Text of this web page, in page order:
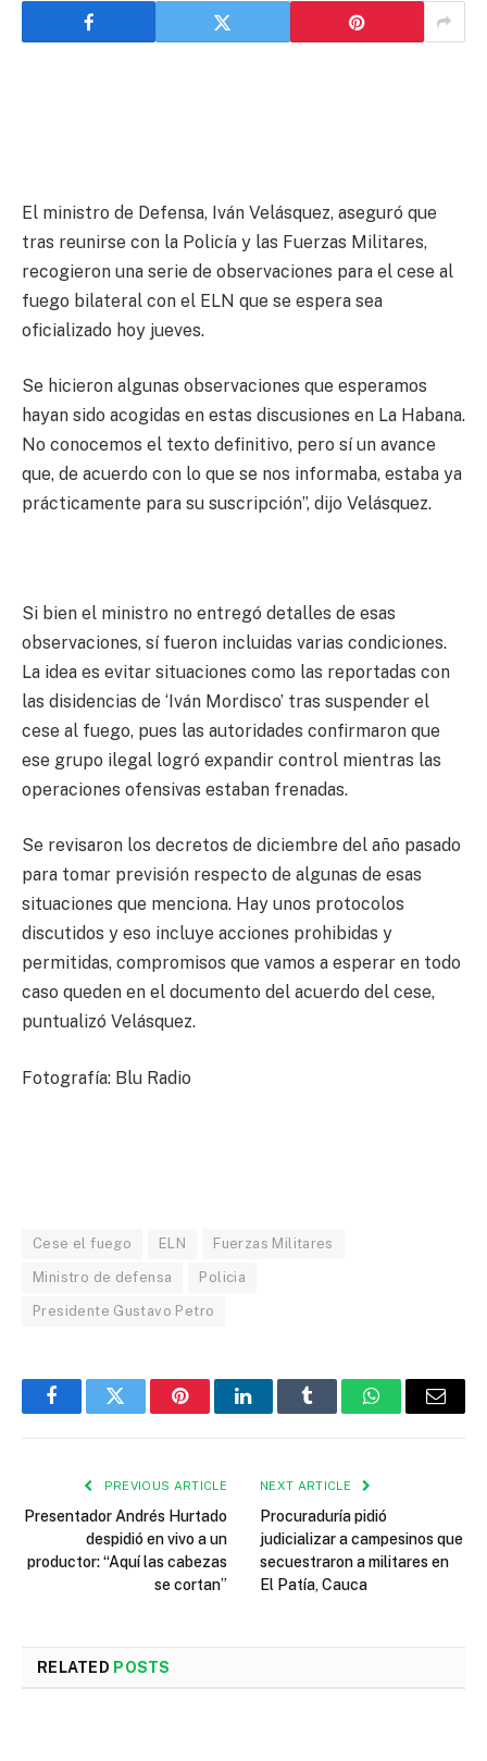
El ministro de Defensa, Iván Velásquez, aseguró que
tras reunirse con la Policía y las Fuerzas Militares,
recogieron una serie de observaciones para el cese al
fuego bilateral con el ELN que se espera sea
oficializado hoy jueves.
Se hicieron algunas observaciones que esperamos
hayan sido acogidas en estas discusiones en La Habana.
No conocemos el texto definitivo, pero sí un avance
que, de acuerdo con lo que se nos informaba, estaba ya
prácticamente para su suscripción”, dijo Velásquez.
Si bien el ministro no entregó detalles de esas
observaciones, sí fueron incluidas varias condiciones.
La idea es evitar situaciones como las reportadas con
las disidencias de ‘Iván Mordisco’ tras suspender el
cese al fuego, pues las autoridades confirmaron que
ese grupo ilegal logró expandir control mientras las
operaciones ofensivas estaban frenadas.
Se revisaron los decretos de diciembre del año pasado
para tomar previsión respecto de algunas de esas
situaciones que menciona. Hay unos protocolos
discutidos y eso incluye acciones prohibidas y
permitidas, compromisos que vamos a esperar en todo
caso queden en el documento del acuerdo del cese,
puntualizó Velásquez.
Fotografía: Blu Radio
Cese el fuego ELN Fuerzas Militares
Ministro de defensa Policia
Presidente Gustavo Petro
FacebookTwitter PinterestLinkedInTumblr WhatsAppEmail
PREVIOUS ARTICLE
Presentador Andrés Hurtado
despidió en vivo a un
productor: “Aquí las cabezas
se cortan”
NEXT ARTICLE
Procuraduría pidió
judicializar a campesinos que
secuestraron a militares en
El Patía, Cauca
RELATED POSTS